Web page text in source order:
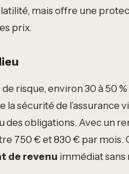
mais offre une
prix.
risque, environ 30 à 50
sécurité de l’assurance
obligations. Avec un
750 € et 830 € par mois.
de revenu immédiat